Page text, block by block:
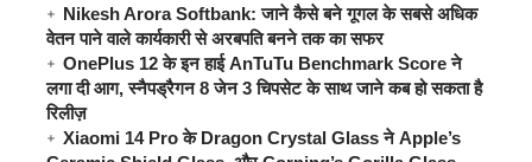
Nikesh Arora Softbank: जाने कैसे बने गूगल के सबसे अधिक
वेतन पाने वाले कार्यकारी से अरबपति बनने तक का सफर
OnePlus 12 के इन हाई AnTuTu Benchmark Score ने
लगा दी आग, स्नैपड्रैगन 8 जेन 3 चिपसेट के साथ जाने कब हो सकता है
रिलीज़
Xiaomi 14 Pro के Dragon Crystal Glass ने Apple’s